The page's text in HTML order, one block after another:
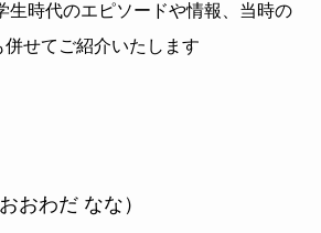
生時代のエピソードや情報、当時の
せてご紹介いたします
おわだ なな）